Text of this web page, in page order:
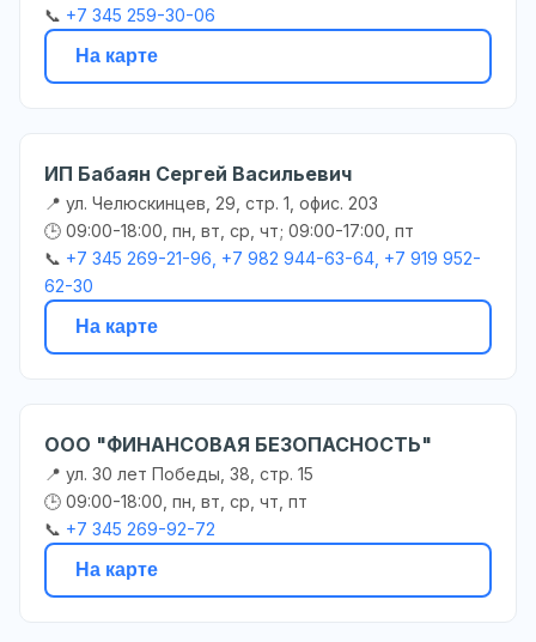
📞 +7 345 259-30-06
На карте
ИП Бабаян Сергей Васильевич
📍 ул. Челюскинцев, 29, стр. 1, офис. 203
🕒 09:00-18:00, пн, вт, ср, чт; 09:00-17:00, пт
📞 +7 345 269-21-96, +7 982 944-63-64, +7 919 952-
62-30
На карте
ООО "ФИНАНСОВАЯ БЕЗОПАСНОСТЬ"
📍 ул. 30 лет Победы, 38, стр. 15
🕒 09:00-18:00, пн, вт, ср, чт, пт
📞 +7 345 269-92-72
На карте